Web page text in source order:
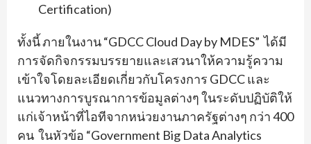
Certification)
ทั้งนี้ ภายในงาน “GDCC Cloud Day by MDES” ได้มี
การจัดกิจกรรมบรรยายและเสวนาให้ความรู้ความ
เข้าใจโดยละเอียดเกี่ยวกับโครงการ GDCC และ
แนวทางการบูรณาการข้อมูลต่างๆ ในระดับปฏิบัติให้
แก่เจ้าหน้าที่ไอทีจากหน่วยงานภาครัฐต่างๆ กว่า 400
คน ในหัวข้อ “Government Big Data Analytics